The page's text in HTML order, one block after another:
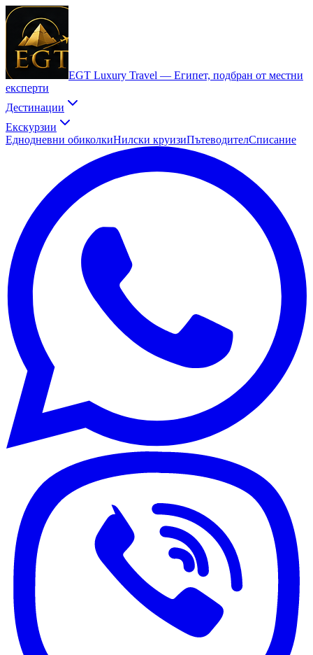
EGT Luxury Travel — Египет, подбран от местни
експерти
Дестинации
Екскурзии
Еднодневни обиколкиНилски круизиПътеводителСписание